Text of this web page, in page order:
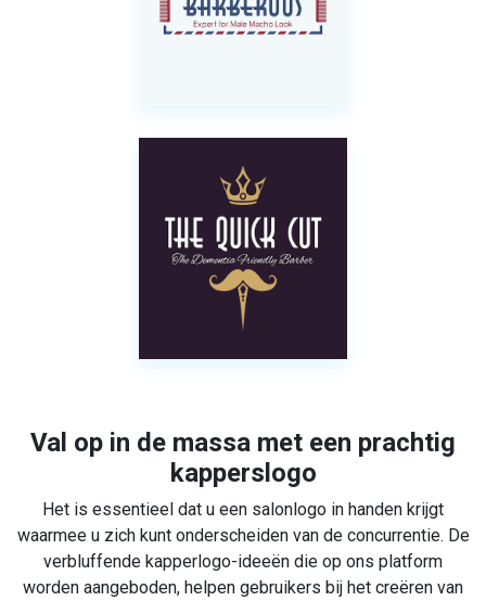
Val op in de massa met een prachtig
kapperslogo
Het is essentieel dat u een salonlogo in handen krijgt
waarmee u zich kunt onderscheiden van de concurrentie. De
verbluffende kapperlogo-ideeën die op ons platform
worden aangeboden, helpen gebruikers bij het creëren van